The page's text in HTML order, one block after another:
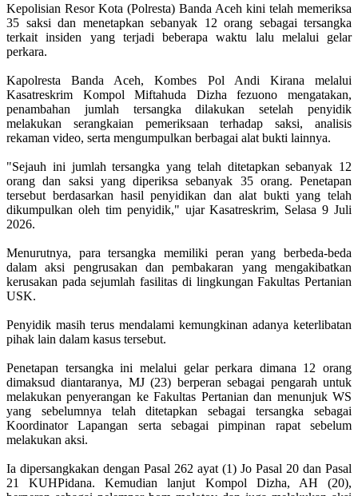
Kepolisian Resor Kota (Polresta) Banda Aceh kini telah memeriksa
35 saksi dan menetapkan sebanyak 12 orang sebagai tersangka
terkait insiden yang terjadi beberapa waktu lalu melalui gelar
perkara.
Kapolresta Banda Aceh, Kombes Pol Andi Kirana melalui
Kasatreskrim Kompol Miftahuda Dizha fezuono mengatakan,
penambahan jumlah tersangka dilakukan setelah penyidik
melakukan serangkaian pemeriksaan terhadap saksi, analisis
rekaman video, serta mengumpulkan berbagai alat bukti lainnya.
"Sejauh ini jumlah tersangka yang telah ditetapkan sebanyak 12
orang dan saksi yang diperiksa sebanyak 35 orang. Penetapan
tersebut berdasarkan hasil penyidikan dan alat bukti yang telah
dikumpulkan oleh tim penyidik," ujar Kasatreskrim, Selasa 9 Juli
2026.
Menurutnya, para tersangka memiliki peran yang berbeda-beda
dalam aksi pengrusakan dan pembakaran yang mengakibatkan
kerusakan pada sejumlah fasilitas di lingkungan Fakultas Pertanian
USK.
Penyidik masih terus mendalami kemungkinan adanya keterlibatan
pihak lain dalam kasus tersebut.
Penetapan tersangka ini melalui gelar perkara dimana 12 orang
dimaksud diantaranya, MJ (23) berperan sebagai pengarah untuk
melakukan penyerangan ke Fakultas Pertanian dan menunjuk WS
yang sebelumnya telah ditetapkan sebagai tersangka sebagai
Koordinator Lapangan serta sebagai pimpinan rapat sebelum
melakukan aksi.
Ia dipersangkakan dengan Pasal 262 ayat (1) Jo Pasal 20 dan Pasal
21 KUHPidana. Kemudian lanjut Kompol Dizha, AH (20),